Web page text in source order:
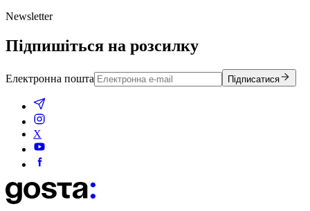
Newsletter
Підпишіться на розсилку
Електронна пошта Підписатися
X